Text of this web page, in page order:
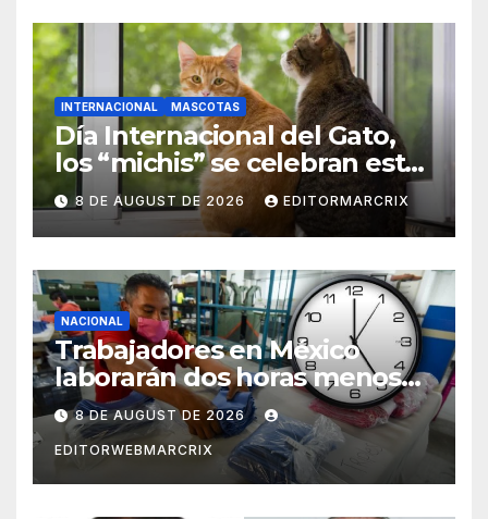
INTERNACIONAL MASCOTAS
Día Internacional del Gato,
los “michis” se celebran este
8 de agosto
8 DE AUGUST DE 2026 EDITORMARCRIX
NACIONAL
Trabajadores en México
laborarán dos horas menos
desde 2027
8 DE AUGUST DE 2026
EDITORWEBMARCRIX